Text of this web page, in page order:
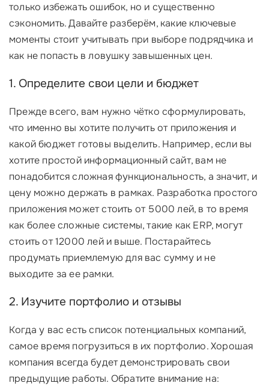
только избежать ошибок, но и существенно
сэкономить. Давайте разберём, какие ключевые
моменты стоит учитывать при выборе подрядчика и
как не попасть в ловушку завышенных цен.
1. Определите свои цели и бюджет
Прежде всего, вам нужно чётко сформулировать,
что именно вы хотите получить от приложения и
какой бюджет готовы выделить. Например, если вы
хотите простой информационный сайт, вам не
понадобится сложная функциональность, а значит, и
цену можно держать в рамках. Разработка простого
приложения может стоить от 5000 лей, в то время
как более сложные системы, такие как ERP, могут
стоить от 12000 лей и выше. Постарайтесь
продумать приемлемую для вас сумму и не
выходите за ее рамки.
2. Изучите портфолио и отзывы
Когда у вас есть список потенциальных компаний,
самое время погрузиться в их портфолио. Хорошая
компания всегда будет демонстрировать свои
предыдущие работы. Обратите внимание на: